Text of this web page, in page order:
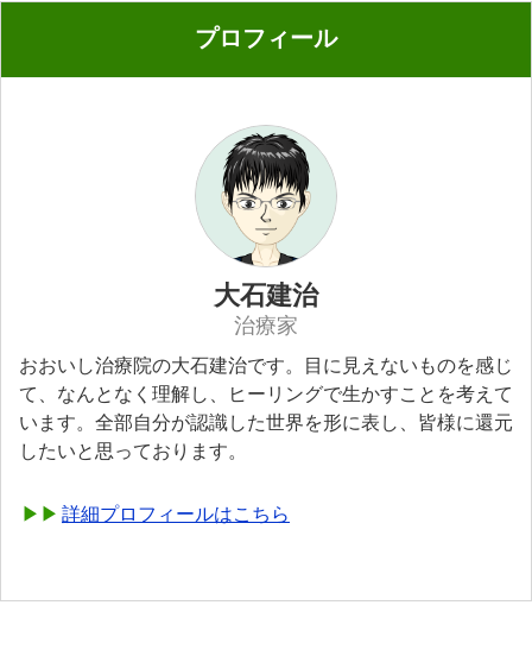
プロフィール
大石建治
治療家
おおいし治療院の大石建治です。目に見えないものを感じ
て、なんとなく理解し、ヒーリングで生かすことを考えて
います。全部自分が認識した世界を形に表し、皆様に還元
したいと思っております。
詳細プロフィールはこちら